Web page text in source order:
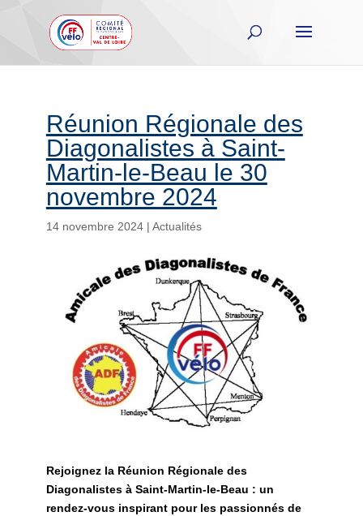
Réunion Régionale des
Diagonalistes à Saint-
Martin-le-Beau le 30
novembre 2024
14 novembre 2024| Actualités
Rejoignez la Réunion Régionale des
Diagonalistes à Saint-Martin-le-Beau : un
rendez-vous inspirant pour les passionnés de